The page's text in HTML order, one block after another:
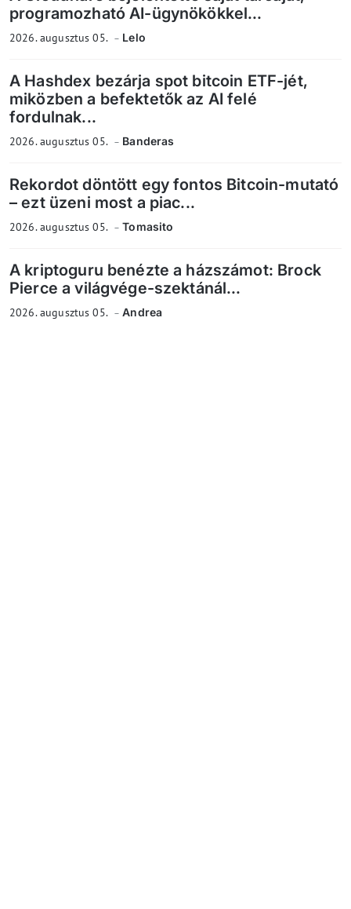
programozható AI-ügynökökkel...
2026. augusztus 05. Lelo
A Hashdex bezárja spot bitcoin ETF-jét,
miközben a befektetők az AI felé
fordulnak...
2026. augusztus 05. Banderas
Rekordot döntött egy fontos Bitcoin-mutató
– ezt üzeni most a piac...
2026. augusztus 05. Tomasito
A kriptoguru benézte a házszámot: Brock
Pierce a világvége-szektánál...
2026. augusztus 05. Andrea